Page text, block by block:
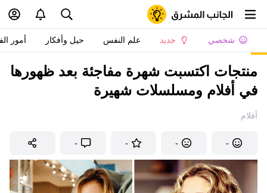
شخصي جديد علم النفس حيل وأفكار أمور
منتجات اكتسبت شهرة مفاجئة بعد ظهورها
في أفلام ومسلسلات شهيرة
أفلام
-
-
-
-